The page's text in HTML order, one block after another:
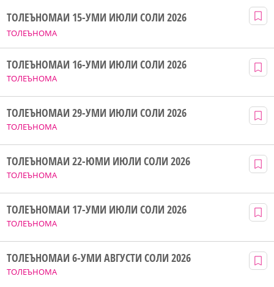
ТОЛЕЪНОМА
ТОЛЕЪНОМАИ 15-УМИ ИЮЛИ СОЛИ 2026
ТОЛЕЪНОМА
ТОЛЕЪНОМАИ 16-УМИ ИЮЛИ СОЛИ 2026
ТОЛЕЪНОМА
ТОЛЕЪНОМАИ 29-УМИ ИЮЛИ СОЛИ 2026
ТОЛЕЪНОМА
ТОЛЕЪНОМАИ 22-ЮМИ ИЮЛИ СОЛИ 2026
ТОЛЕЪНОМА
ТОЛЕЪНОМАИ 17-УМИ ИЮЛИ СОЛИ 2026
ТОЛЕЪНОМА
ТОЛЕЪНОМАИ 6-УМИ АВГУСТИ СОЛИ 2026